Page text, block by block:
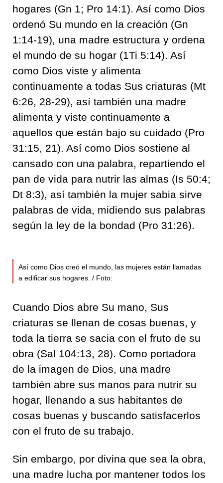
hogares (Gn 1; Pro 14:1). Así como Dios
ordenó Su mundo en la creación (Gn
1:14-19), una madre estructura y ordena
el mundo de su hogar (1Ti 5:14). Así
como Dios viste y alimenta
continuamente a todas Sus criaturas (Mt
6:26, 28-29), así también una madre
alimenta y viste continuamente a
aquellos que están bajo su cuidado (Pro
31:15, 21). Así como Dios sostiene al
cansado con una palabra, repartiendo el
pan de vida para nutrir las almas (Is 50:4;
Dt 8:3), así también la mujer sabia sirve
palabras de vida, midiendo sus palabras
según la ley de la bondad (Pro 31:26).
Así como Dios creó el mundo, las mujeres están llamadas
a edificar sus hogares. / Foto:
Cuando Dios abre Su mano, Sus
criaturas se llenan de cosas buenas, y
toda la tierra se sacia con el fruto de su
obra (Sal 104:13, 28). Como portadora
de la imagen de Dios, una madre
también abre sus manos para nutrir su
hogar, llenando a sus habitantes de
cosas buenas y buscando satisfacerlos
con el fruto de su trabajo.
Sin embargo, por divina que sea la obra,
una madre lucha por mantener todos los